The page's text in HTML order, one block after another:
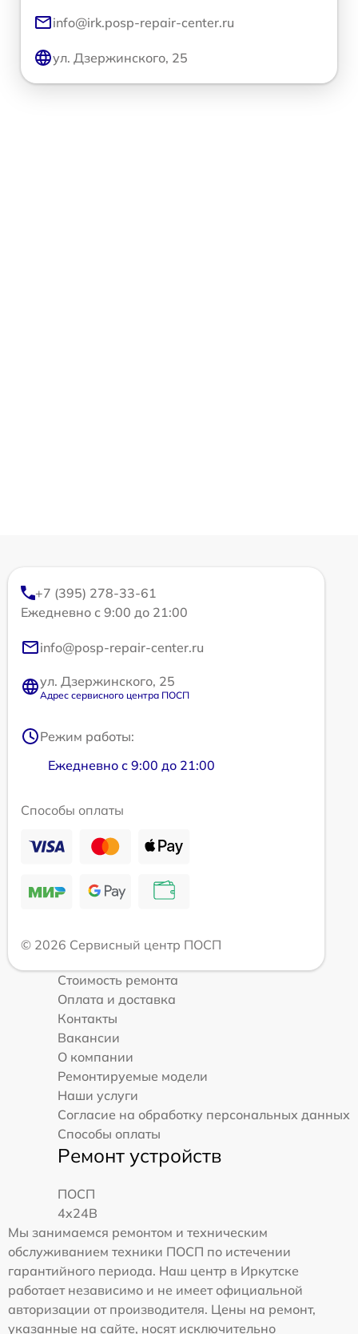
info@irk.posp-repair-center.ru
ул. Дзержинского, 25
+7 (395) 278-33-61
Ежедневно с 9:00 до 21:00
info@posp-repair-center.ru
ул. Дзержинского, 25
Адрес сервисного центра ПОСП
Режим работы:
Ежедневно с 9:00 до 21:00
Способы оплаты
© 2026 Сервисный центр ПОСП
Стоимость ремонта
Оплата и доставка
Контакты
Вакансии
О компании
Ремонтируемые модели
Наши услуги
Согласие на обработку персональных данных
Способы оплаты
Ремонт устройств
ПОСП
4x24B
Мы занимаемся ремонтом и техническим
обслуживанием техники ПОСП по истечении
гарантийного периода. Наш центр в Иркутске
работает независимо и не имеет официальной
авторизации от производителя. Цены на ремонт,
указанные на сайте, носят исключительно